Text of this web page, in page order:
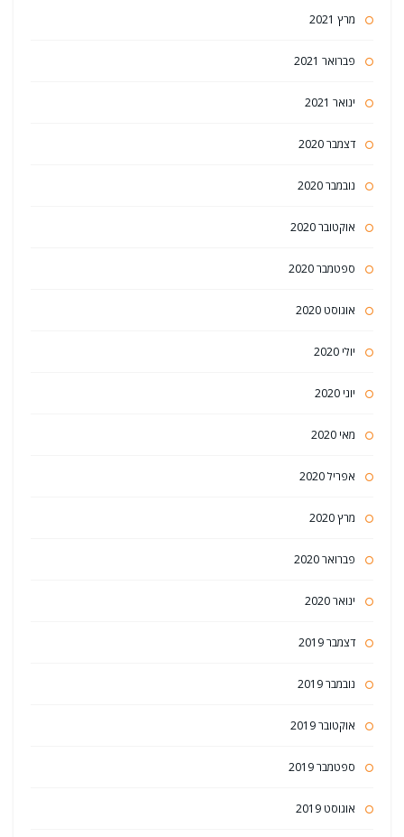
מרץ 2021
פברואר 2021
ינואר 2021
דצמבר 2020
נובמבר 2020
אוקטובר 2020
ספטמבר 2020
אוגוסט 2020
יולי 2020
יוני 2020
מאי 2020
אפריל 2020
מרץ 2020
פברואר 2020
ינואר 2020
דצמבר 2019
נובמבר 2019
אוקטובר 2019
ספטמבר 2019
אוגוסט 2019